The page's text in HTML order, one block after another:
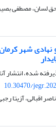
لسان، مصطفی
شهر
شده، انتشار
10.30470/
اقبالی، آزیتا